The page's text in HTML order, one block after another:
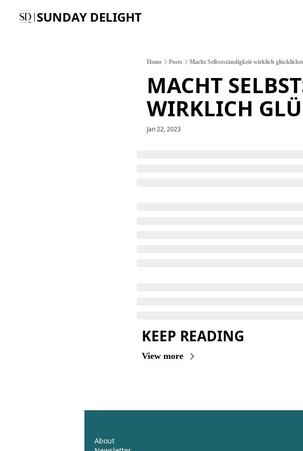
SUNDAY DELIGHT
Home Posts Macht Selbstständigkeit wirklich
MACHT
WIRKLICH
Jan 22, 2023
KEEP READING
View more
About